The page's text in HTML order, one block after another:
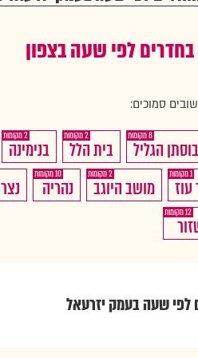
לפי שעה בצפון
סמוכים:
חדרים
בוסתן הגליל
8
חדרים
לפי
שעה
בית הלל
2
חדרים
לפי
שעה
בנימינה
2
1
חדרים
לפי
מושב היוגב
2
חדרים
לפי
נהריה
10
לפי
12
לפי שעה בעמק יזרעאל